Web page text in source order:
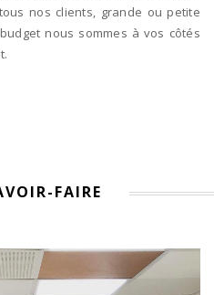
nos clients, grande ou petite
nous sommes à vos côtés
FAIRE